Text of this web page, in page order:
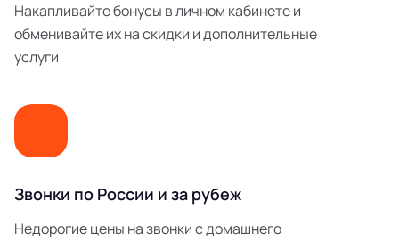
Накапливайте бонусы в личном кабинете и
обменивайте их на скидки и дополнительные
услуги
Звонки по России и за рубеж
Недорогие цены на звонки с домашнего